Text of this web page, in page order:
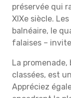
préservée qui
XIXe siècle.
balnéaire, le
falaises –
La
classées, est
Appréciez